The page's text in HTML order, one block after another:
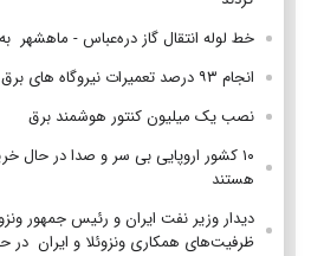
خط لوله انتقال گاز دره‌عباس - ماهشهر
انجام ۹۳ درصد تعمیرات نیروگاه های برق کشور
نصب یک میلیون کنتور هوشمند برق
۱۰ کشور اروپایی بی سر و صدا در حال
هستند
دیدار وزیر نفت ایران و رئیس جمهور
ظرفیت‌های همکاری ونزوئلا و ایران در